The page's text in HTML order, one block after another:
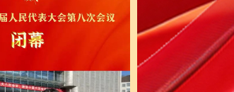
大会在我县召开。获
智能化矿井即将验收
4250万吨。中石油
亿方。山西骐杰、